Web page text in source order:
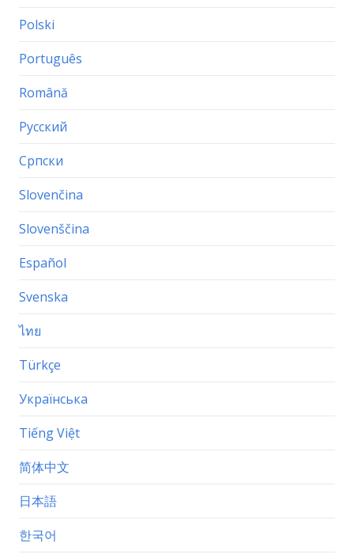
Polski
Português
Română
Русский
Српски
Slovenčina
Slovenščina
Español
Svenska
ไทย
Türkçe
Українська
Tiếng Việt
简体中文
日本語
한국어